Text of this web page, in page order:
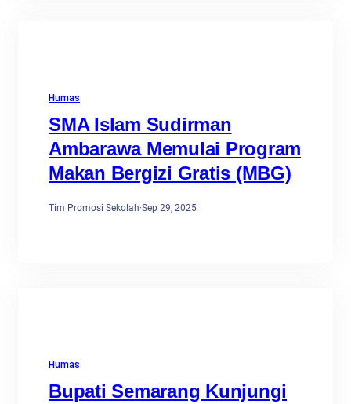
Humas
SMA Islam Sudirman
Ambarawa Memulai Program
Makan Bergizi Gratis (MBG)
Tim Promosi Sekolah·Sep 29, 2025
Humas
Bupati Semarang Kunjungi